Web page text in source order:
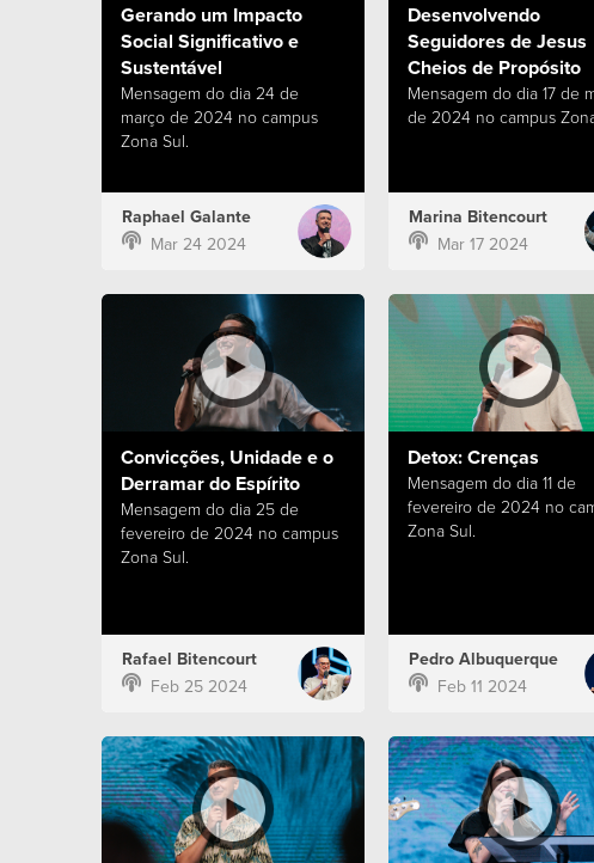
Gerando um Impacto
Social Significativo e
Sustentável
Mensagem do dia 24 de
março de 2024 no campus
Zona Sul.
Raphael Galante
Mar 24 2024
Desenvolvendo
Seguidores de Jesus
Cheios de Propósito
Mensagem do dia 17 de
de 2024 no campus
Marina Bitencourt
Mar 17 2024
Convicções, Unidade e o
Derramar do Espírito
Mensagem do dia 25 de
fevereiro de 2024 no campus
Zona Sul.
Rafael Bitencourt
Feb 25 2024
Detox: Crenças
Mensagem do dia 11 de
fevereiro de 2024 no
Zona Sul.
Pedro Albuquerque
Feb 11 2024